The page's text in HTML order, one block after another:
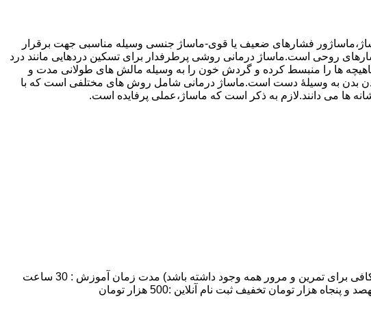
فشارهای ضعیف یا قوی-ماساژ جنسی وسیله مناسبی جهت برقرار
روحی است.ماساژ درمانی روشی پرطرفدار برای تسکین دردهایی مانند درد
ها را منبسط کرده و گردش خون را به وسیله مالش های طولانی مدت و
دادن بدن به وسیلۀ دست است.ماساژ درمانی شامل روش های مختلفی است که با
ها می دانند.لازم به ذکر است که ماساژ،عملی پرفایده است.
مدت زمان و شهریه دوره آموزش ماساژ :تعداد روزهای کلاس: 7 روز:تعداد شرکت کنندگان: 8 نفر نهایتا (به علت اینکه زمان کافی برای تمرین و مرور همه وجود داشته باشد) مدت زمان آموزش : 30 ساعت